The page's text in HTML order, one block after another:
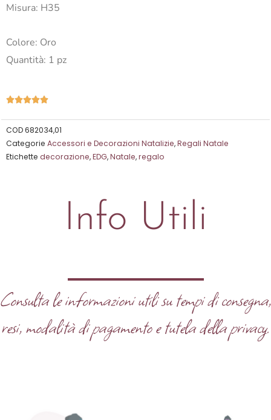
Misura: H35
Colore: Oro
Quantità: 1 pz
Valutazione
su
5
COD682034,01
Categorie Accessori e Decorazioni Natalizie,Regali Natale
Etichette decorazione,EDG,Natale,regalo
Info Utili
Consulta le informazioni utili su tempi di consegna,
resi, modalità di pagamento e tutela della privacy.